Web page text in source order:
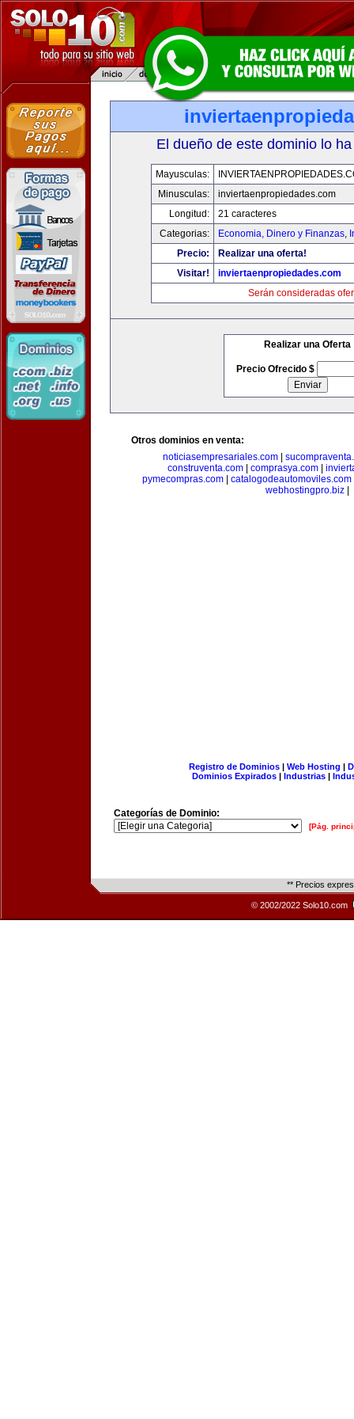
El dueño de este dominio lo
Mayusculas:
Minusculas:
inviertaenpropiedades.com
Longitud:
21 caracteres
Categorias:
Economia, Dinero y Finanzas,
Precio:
Realizar una oferta!
Visitar!
inviertaenpropiedades.com
Serán consideradas
Realizar una Oferta
Precio Ofrecido $
Otros dominios en venta:
noticiasempresariales.com|
construventa.com| comprasya.com|
pymecompras.com| catalogodeautomoviles.com
webhostingpro.biz
Registro de Dominios| Web Hosting |
Dominios Expirados | Industrias |
Categorías de Dominio:
[Pág.
** Precios
© 2002/2022 Solo10.com